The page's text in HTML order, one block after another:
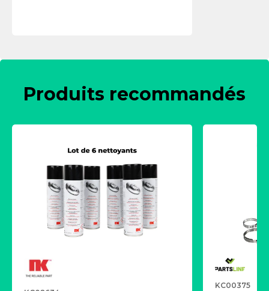
Produits recommandés
KC00375